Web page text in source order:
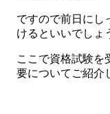
ですので前日にし
けるといいでしょ
ここで資格試験を
要についてご紹介